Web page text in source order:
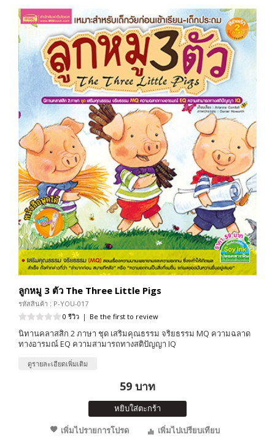
ลูกหมู 3 ตัว The Three Little Pigs
รหัสสินค้า : P-YOU-017
0 รีวิว | Be the first to review
นิทานคลาสสิก 2 ภาษา ชุด เสริมคุณธรรม จริยธรรม MQ ความฉลาด
ทางอารมณ์ EQ ความสามารถทางสติปัญญา IQ
ดูรายละเอียดเพิ่มเติม
59 บาท
หยิบใส่ตะกร้า
เพิ่มไปรายการโปรด
เพิ่มไปเปรียบเทียบ